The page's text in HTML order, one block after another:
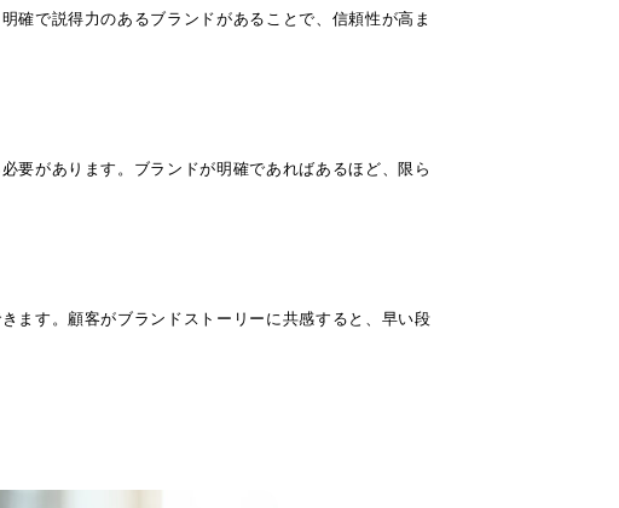
確で説得力のあるブランドがあることで、信頼性が高ま
要があります。ブランドが明確であればあるほど、限ら
ます。顧客がブランドストーリーに共感すると、早い段